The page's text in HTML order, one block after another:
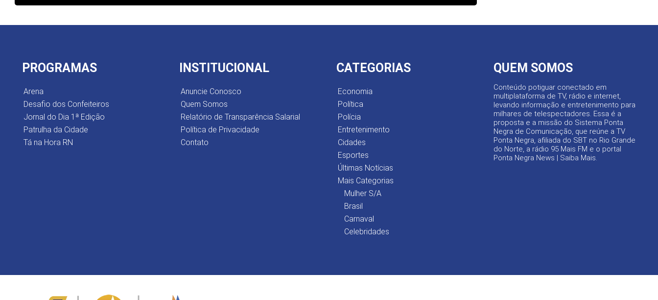
PROGRAMAS
Arena
Desafio dos Confeiteiros
Jornal do Dia 1ª Edição
Patrulha da Cidade
Tá na Hora RN
INSTITUCIONAL
Anuncie Conosco
Quem Somos
Relatório de Transparência Salarial
Política de Privacidade
Contato
CATEGORIAS
Economia
Política
Polícia
Entretenimento
Cidades
Esportes
Últimas Notícias
Mais Categorias
Mulher S/A
Brasil
Carnaval
Celebridades
QUEM SOMOS
Conteúdo potiguar conectado em
multiplataforma de TV, rádio e internet,
levando informação e entretenimento para
milhares de telespectadores. Essa é a
proposta e a missão do Sistema Ponta
Negra de Comunicação, que reúne a TV
Ponta Negra, afiliada do SBT no Rio Grande
do Norte, a rádio 95 Mais FM e o portal
Ponta Negra News | Saiba Mais.